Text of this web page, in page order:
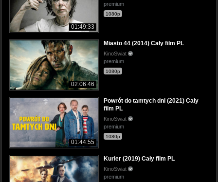
01:49:33
premium
1080p
02:06:46
Miasto 44 (2014) Cały film PL
KinoSwiat
premium
1080p
01:44:55
Powrót do tamtych dni (2021) Cały
film PL
KinoSwiat
premium
1080p
Kurier (2019) Cały film PL
KinoSwiat
premium